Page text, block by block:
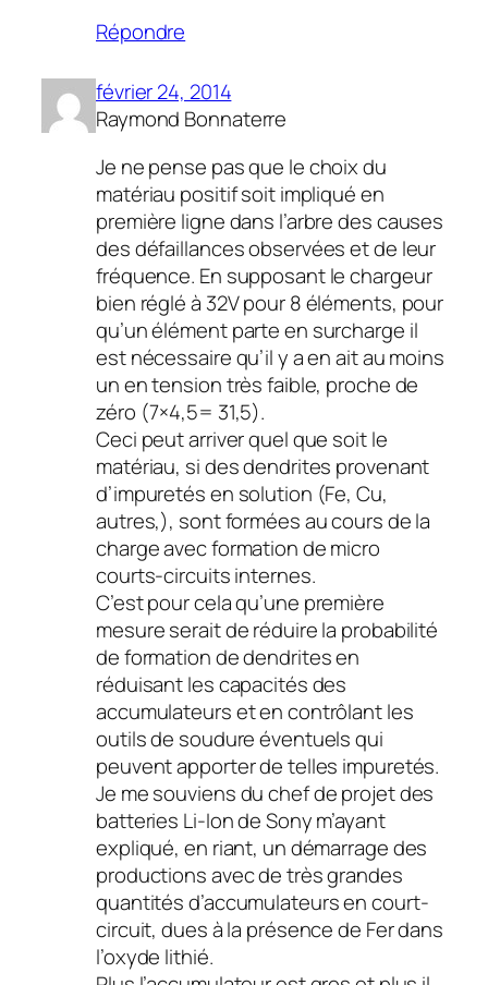
Répondre
février 24, 2014
Raymond Bonnaterre
Je ne pense pas que le choix du
matériau positif soit impliqué en
première ligne dans l’arbre des causes
des défaillances observées et de leur
fréquence. En supposant le chargeur
bien réglé à 32V pour 8 éléments, pour
qu’un élément parte en surcharge il
est nécessaire qu’il y a en ait au moins
un en tension très faible, proche de
zéro (7×4,5= 31,5).
Ceci peut arriver quel que soit le
matériau, si des dendrites provenant
d’impuretés en solution (Fe, Cu,
autres,), sont formées au cours de la
charge avec formation de micro
courts-circuits internes.
C’est pour cela qu’une première
mesure serait de réduire la probabilité
de formation de dendrites en
réduisant les capacités des
accumulateurs et en contrôlant les
outils de soudure éventuels qui
peuvent apporter de telles impuretés.
Je me souviens du chef de projet des
batteries Li-Ion de Sony m’ayant
expliqué, en riant, un démarrage des
productions avec de très grandes
quantités d’accumulateurs en court-
circuit, dues à la présence de Fer dans
l’oxyde lithié.